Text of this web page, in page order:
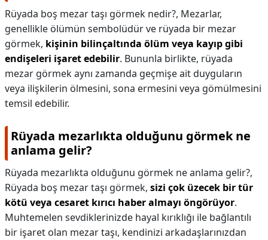
Rüyada boş mezar taşı görmek nedir?, Mezarlar,
genellikle ölümün sembolüdür ve rüyada bir mezar
görmek, kişinin bilinçaltında ölüm veya kayıp gibi
endişeleri işaret edebilir. Bununla birlikte, rüyada
mezar görmek aynı zamanda geçmişe ait duyguların
veya ilişkilerin ölmesini, sona ermesini veya gömülmesini
temsil edebilir.
Rüyada mezarlıkta olduğunu görmek ne
anlama gelir?
Rüyada mezarlıkta olduğunu görmek ne anlama gelir?,
Rüyada boş mezar taşı görmek, sizi çok üzecek bir tür
kötü veya cesaret kırıcı haber almayı öngörüyor.
Muhtemelen sevdiklerinizde hayal kırıklığı ile bağlantılı
bir işaret olan mezar taşı, kendinizi arkadaşlarınızdan